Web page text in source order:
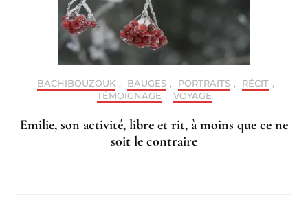
BACHIBOUZOUK , BAUGES , PORTRAITS , RÉCIT ,
TÉMOIGNAGE , VOYAGE
Emilie, son activité, libre et rit, à moins que ce ne
soit le contraire